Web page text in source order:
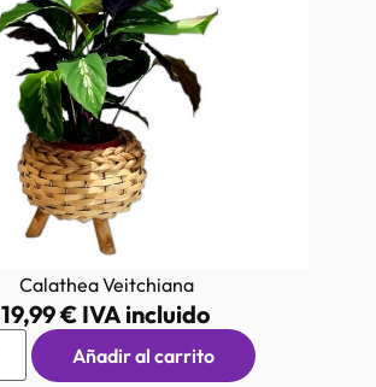
Calathea Veitchiana
19,99€ IVA incluido
Añadir al carrito